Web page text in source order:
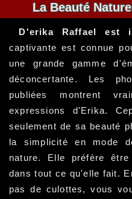
La Beauté
D'erika Raffael est
captivante est connue
une grande gamme
déconcertante. Les
publiées montrent
expressions d'Erika.
seulement de sa beauté
la simplicité en mode
nature. Elle préfère
dans tout ce qu'elle fait.
pas de culottes, vous